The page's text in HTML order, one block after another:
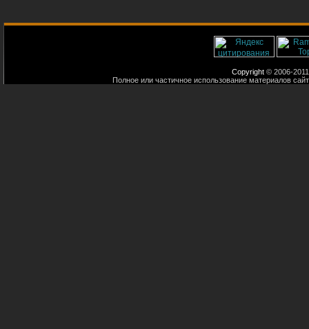
Copyright © 2006-
Полное или частичное использование материалов